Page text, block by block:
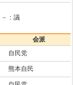
：議
会派
自民党
熊本自民